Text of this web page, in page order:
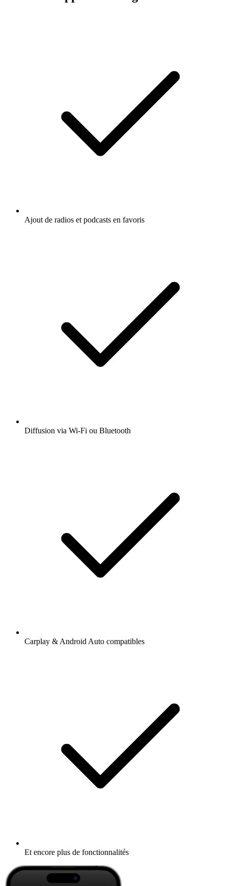
Ajout de radios et podcasts en favoris
Diffusion via Wi-Fi ou Bluetooth
Carplay & Android Auto compatibles
Et encore plus de fonctionnalités